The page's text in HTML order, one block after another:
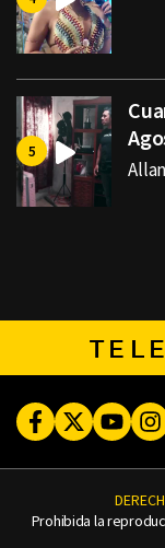
FacebookTwitter
Prohibida la